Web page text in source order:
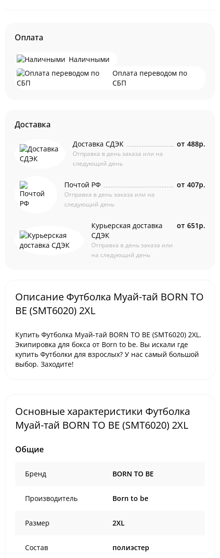
Оплата
Наличными
Оплата переводом по
СБП
Доставка
Доставка СДЭК
Отправка в день заказа или на
следующий день
от 488р.
Почтой РФ
Отправка в день заказа или на
следующий день
от 407р.
Курьерская доставка
СДЭК
Отправка в день заказа или
на следующий день
от 651р.
Описание Футболка Муай-тай BORN TO
BE (SMT6020) 2XL
Купить Футболка Муай-тай BORN TO BE (SMT6020) 2XL.
Экипировка для бокса от Born to be. Вы искали где
купить Футболки для взрослых? У нас самый большой
выбор. Заходите!
Основные характеристики Футболка
Муай-тай BORN TO BE (SMT6020) 2XL
Общие
Бренд BORN TO BE
Производитель Born to be
Размер 2XL
Состав полиэстер